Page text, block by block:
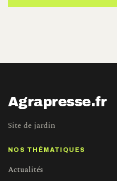
Agrapresse.fr
Site de jardin
NOS THÉMATIQUES
Actualités